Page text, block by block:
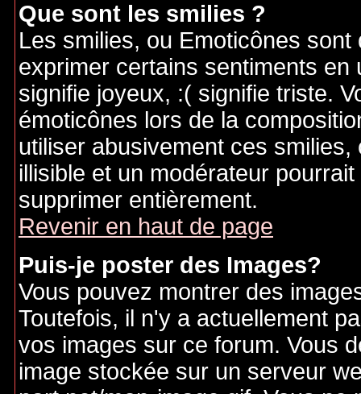
Que sont les smilies ?
Les smilies, ou Emoticônes
exprimer certains sentiments
signifie joyeux, :( signifie triste.
émoticônes lors de la
utiliser abusivement ces
illisible et un modérateur
supprimer entièrement.
Revenir en haut de page
Puis-je poster des Images?
Vous pouvez montrer des
Toutefois, il n'y a actuellement
vos images sur ce forum. Vous
image stockée sur un serveur